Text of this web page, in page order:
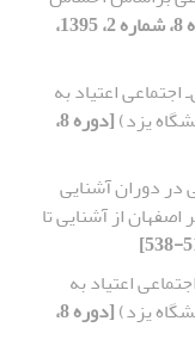
[دوره 8، شماره 2، 1395،
اعتیاد به
یزد)
[دوره 8،
در دوران آشنایی
از آشنایی تا
اعتیاد به
یزد)
[دوره 8،